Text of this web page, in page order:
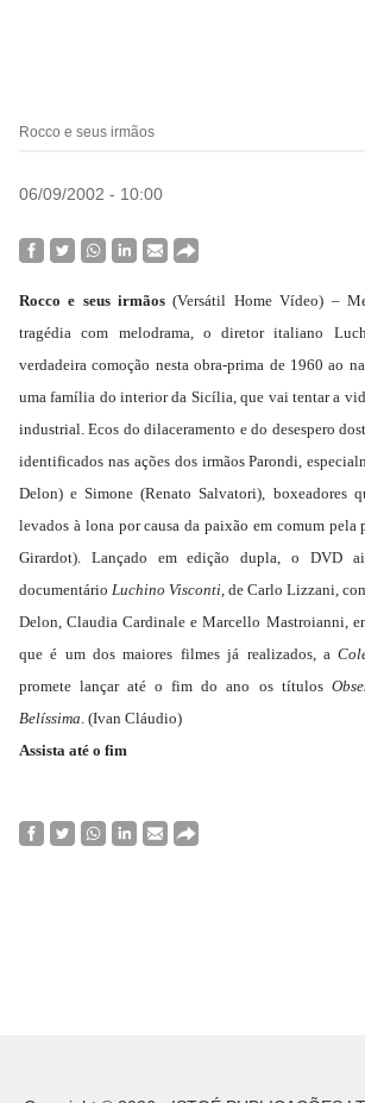
Rocco e seus irmãos
06/09/2002 - 10:00
Rocco e seus irmãos (Versátil Home Vídeo) –
tragédia com melodrama, o diretor italiano
verdadeira comoção nesta obra-prima de 1960 ao
uma família do interior da Sicília, que vai tentar a
industrial. Ecos do dilaceramento e do desespero
identificados nas ações dos irmãos Parondi,
Delon) e Simone (Renato Salvatori), boxeadores
levados à lona por causa da paixão em comum
Girardot). Lançado em edição dupla, o DVD
documentário Luchino Visconti, de Carlo Lizzani,
Delon, Claudia Cardinale e Marcello Mastroianni,
que é um dos maiores filmes já realizados, a
promete lançar até o fim do ano os títulos
Belíssima. (Ivan Cláudio)
Assista até o fim